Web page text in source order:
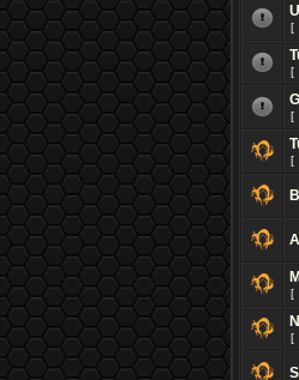
[
[
[
[
[
[